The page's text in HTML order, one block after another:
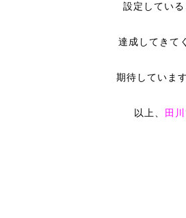
設定してい
達成してきて
期待していま
以上、 田川